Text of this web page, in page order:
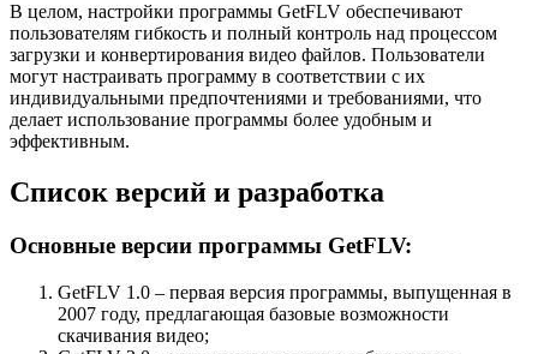
В целом, настройки программы GetFLV обеспечивают
пользователям гибкость и полный контроль над процессом
загрузки и конвертирования видео файлов. Пользователи
могут настраивать программу в соответствии с их
индивидуальными предпочтениями и требованиями, что
делает использование программы более удобным и
эффективным.
Список версий и разработка
Основные версии программы GetFLV:
GetFLV 1.0 – первая версия программы, выпущенная в
2007 году, предлагающая базовые возможности
скачивания видео;